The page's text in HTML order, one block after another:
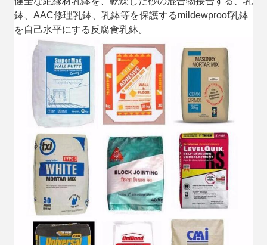
鉢、AAC修理乳鉢、乳鉢等を保護するmildewproof乳鉢
を自己水平にする反腐食乳鉢。